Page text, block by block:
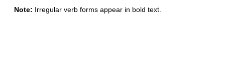
Note: Irregular verb forms appear in bold text.